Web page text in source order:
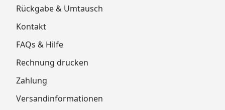
Rückgabe & Umtausch
Kontakt
FAQs & Hilfe
Rechnung drucken
Zahlung
Versandinformationen